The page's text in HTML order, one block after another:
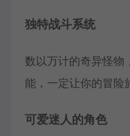
独特战斗系统
数以万计的奇异怪物
能，一定让你的冒险
可爱迷人的角色